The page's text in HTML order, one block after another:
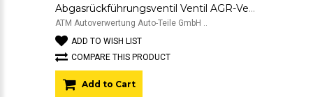
Abgasrückführungsventil Ventil AGR-Ventil Audi A3 8P 038131501AB
ATM Autoverwertung Auto-Teile GmbH ..
ADD TO WISH LIST
COMPARE THIS PRODUCT
Add to Cart